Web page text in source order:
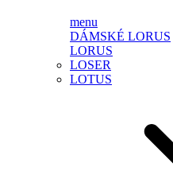
menu
DÁMSKÉ LORUS
LORUS
LOSER
LOTUS